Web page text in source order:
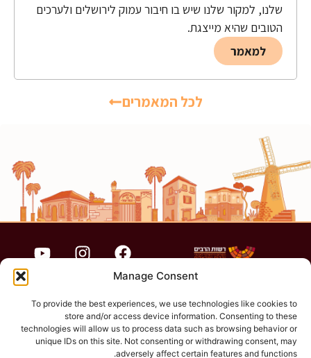
Manage Consent
To provide the best experiences, we use technologies like cookies to
store and/or access device information. Consenting to these
technologies will allow us to process data such as browsing behavior or
unique IDs on this site. Not consenting or withdrawing consent, may
adversely affect certain features and functions.
שלנו, למקור שלנו שיש בו חיבור עמוק לירושלים ולערכים
הטובים שהיא מייצגת.
למאמר
לכל המאמרים
הצהרת נגישות